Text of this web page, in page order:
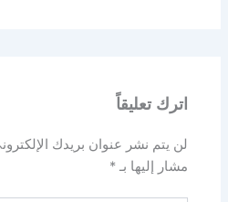
اترك تعليقاً
لن يتم نشر عنوان بريدك
مشار إليها بـ*